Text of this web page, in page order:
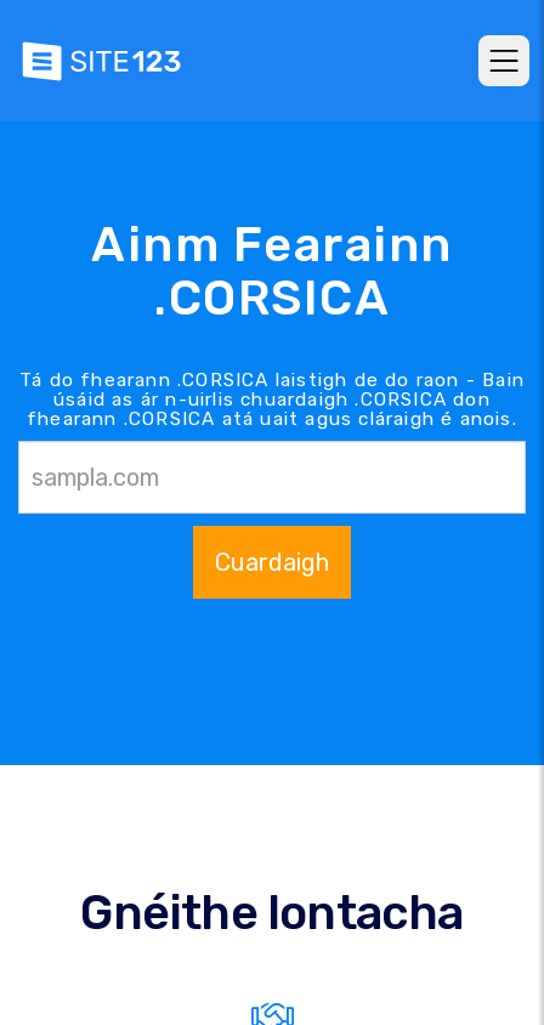
Ainm Fearainn
.CORSICA
Tá do fhearann .CORSICA laistigh de do raon - Bain
úsáid as ár n-uirlis chuardaigh .CORSICA don
fhearann .CORSICA atá uait agus cláraigh é anois.
Cuardaigh
Gnéithe Iontacha